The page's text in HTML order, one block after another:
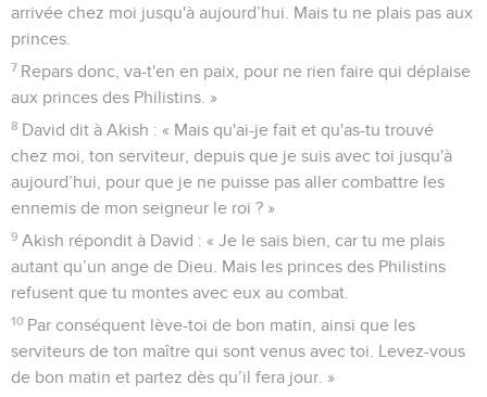
arrivée chez moi jusqu'à aujourd’hui. Mais tu ne plais pas aux
princes.
7 Repars donc, va-t'en en paix, pour ne rien faire qui déplaise
aux princes des Philistins. »
8 David dit à Akish : « Mais qu'ai-je fait et qu'as-tu trouvé
chez moi, ton serviteur, depuis que je suis avec toi jusqu'à
aujourd’hui, pour que je ne puisse pas aller combattre les
ennemis de mon seigneur le roi ? »
9 Akish répondit à David : « Je le sais bien, car tu me plais
autant qu’un ange de Dieu. Mais les princes des Philistins
refusent que tu montes avec eux au combat.
10 Par conséquent lève-toi de bon matin, ainsi que les
serviteurs de ton maître qui sont venus avec toi. Levez-vous
de bon matin et partez dès qu’il fera jour. »